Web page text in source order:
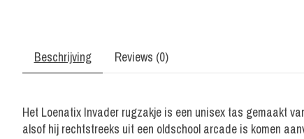
Beschrijving Reviews (0)
Het Loenatix Invader rugzakje is een unisex tas gemaakt
alsof hij rechtstreeks uit een oldschool arcade is komen